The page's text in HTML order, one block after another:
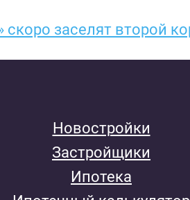
заселят второй
Новостройки
Застройщики
Ипотека